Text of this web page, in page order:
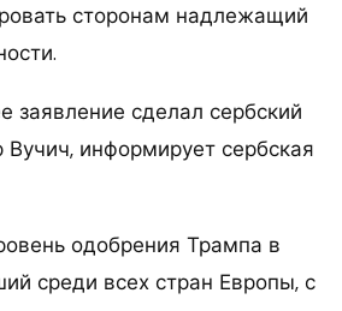
сторонам надлежащий
заявление сделал сербский
информирует сербская
одобрения Трампа в
среди всех стран Европы, с